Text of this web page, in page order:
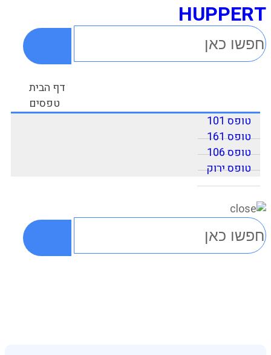
HUPPERT
דף הבית
טפסים
טופס 101
טופס 161
טופס 106
טופס ירוק